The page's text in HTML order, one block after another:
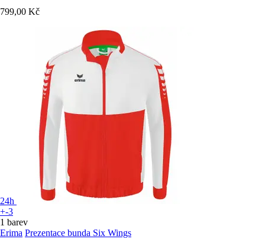
799,00 Kč
24h
+-3
1 barev
Erima Prezentace bunda Six Wings